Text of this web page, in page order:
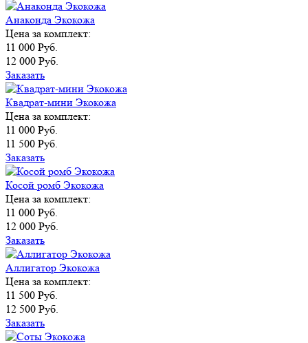
Анаконда Экокожа
Цена за комплект:
11 000 Руб.
12 000 Руб.
Заказать
Квадрат-мини Экокожа
Цена за комплект:
11 000 Руб.
11 500 Руб.
Заказать
Косой ромб Экокожа
Цена за комплект:
11 000 Руб.
12 000 Руб.
Заказать
Аллигатор Экокожа
Цена за комплект:
11 500 Руб.
12 500 Руб.
Заказать